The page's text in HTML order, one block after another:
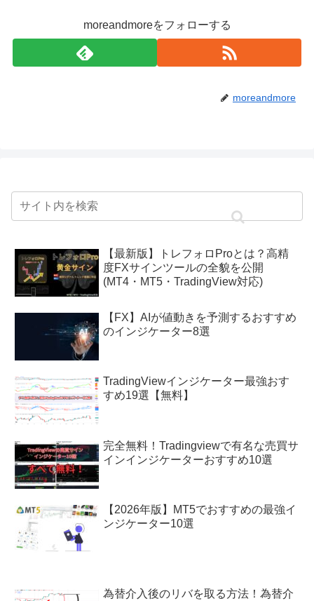
moreandmoreをフォローする
moreandmore
【最新版】トレフォロProとは？高精
度FXサインツールの全貌を公開
(MT4・MT5・TradingView対応)
【FX】AIが値動きを予測するおすすめ
のインジケーター8選
TradingViewインジケーター最強おす
すめ19選【無料】
完全無料！Tradingviewで有名な売買サ
インインジケーターおすすめ10選
【2026年版】MT5でおすすめの最強イ
ンジケーター10選
為替介入後のリバを取る方法！為替介